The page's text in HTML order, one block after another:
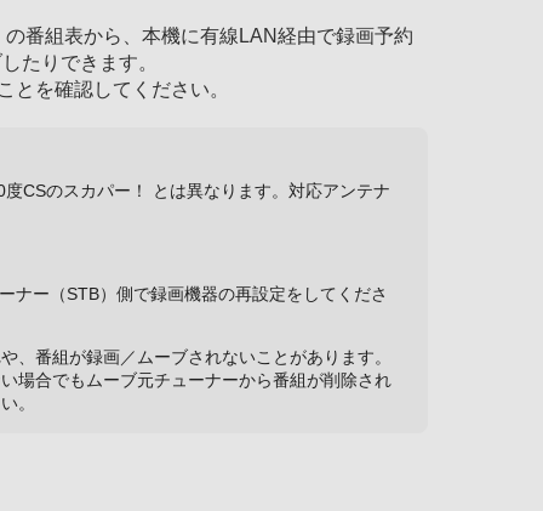
番組表から、本機に有線LAN経由で録画予約
たりできます。
とを確認してください。
CSのスカパー！ とは異なります。対応アンテナ
ナー（STB）側で録画機器の再設定をしてくださ
、番組が録画／ムーブされないことがあります。
場合でもムーブ元チューナーから番組が削除され
。